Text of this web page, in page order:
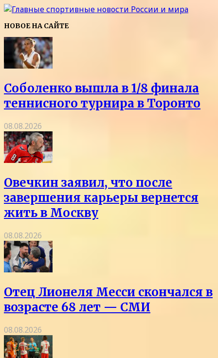
НОВОЕ НА САЙТЕ
Соболенко вышла в 1/8 финала
теннисного турнира в Торонто
08.08.2026
Овечкин заявил, что после
завершения карьеры вернется
жить в Москву
08.08.2026
Отец Лионеля Месси скончался в
возрасте 68 лет — СМИ
08.08.2026